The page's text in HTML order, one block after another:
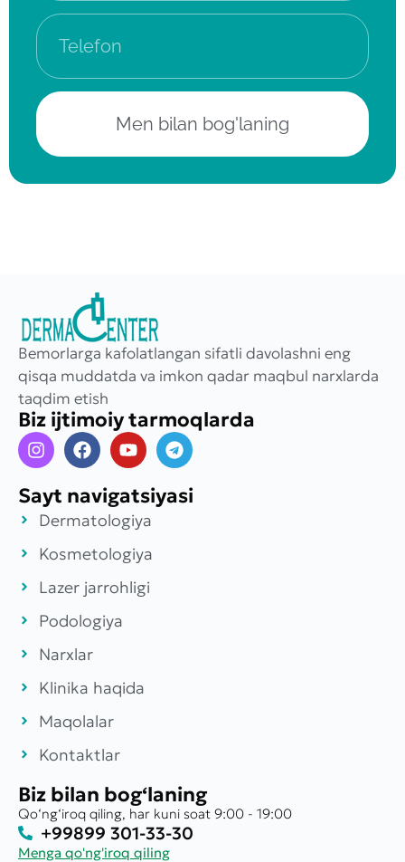
Men bilan bog'laning
Bemorlarga kafolatlangan sifatli davolashni eng
qisqa muddatda va imkon qadar maqbul narxlarda
taqdim etish
Biz ijtimoiy tarmoqlarda
Sayt navigatsiyasi
Dermatologiya
Kosmetologiya
Lazer jarrohligi
Podologiya
Narxlar
Klinika haqida
Maqolalar
Kontaktlar
Biz bilan bog‘laning
Qo‘ng‘iroq qiling, har kuni soat 9:00 - 19:00
+99899 301-33-30
Menga qo'ng'iroq qiling